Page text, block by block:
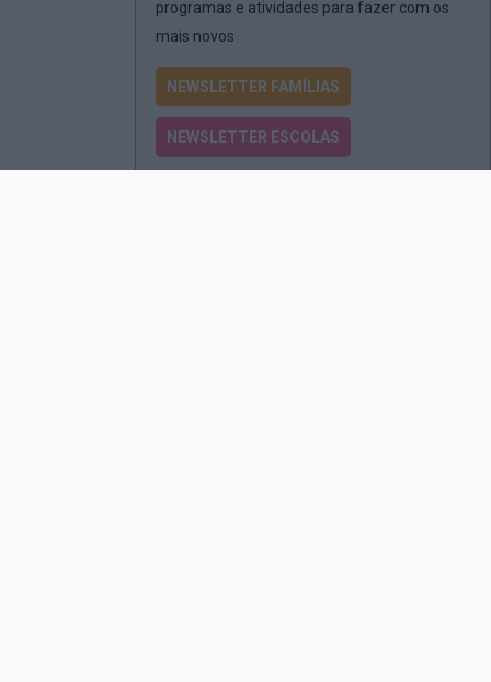
programas e atividades para fazer com os
mais novos
NEWSLETTER FAMÍLIAS
NEWSLETTER ESCOLAS